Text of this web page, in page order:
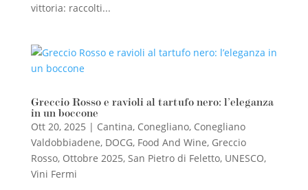
vittoria: raccolti...
Greccio Rosso e ravioli al tartufo nero: l’eleganza
in un boccone
Ott 20, 2025 | Cantina, Conegliano, Conegliano
Valdobbiadene, DOCG, Food And Wine, Greccio
Rosso, Ottobre 2025, San Pietro di Feletto, UNESCO,
Vini Fermi